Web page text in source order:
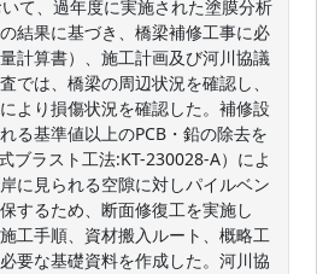
いて、過年度に実施された塗膜分析
結果に基づき、橋梁補修工事に必
計算書）、施工計画及び河川協議
では、橋梁の周辺状況を確認し、
より損傷状況を確認した。補修設
る基準値以上のPCB・鉛の除去を
ブラスト工法:KT-230028-A）によ
に見られる空隙に対しパイルベン
するため、断面修復工を実施し
工手順、資材搬入ルート、概略工
要な基礎資料を作成した。河川協